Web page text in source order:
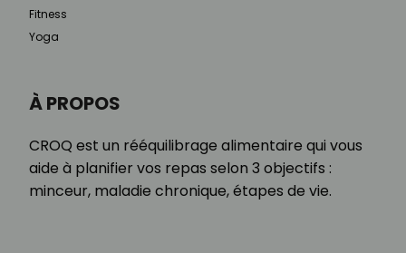
À PROPOS
CROQ est un rééquilibrage alimentaire qui vous
aide à planifier vos repas selon 3 objectifs :
minceur, maladie chronique, étapes de vie.
Fitness
Yoga